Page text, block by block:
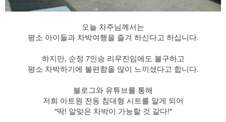
오늘 차주님께서는
평소 아이들과 차박여행을 즐겨 하신다고 하십니다.
​ 하지만, 순정 7인승 리무진임에도 불구하고
평소 차박하기에 불편함을 많이 느끼셨다고 합니다.
​ 블로그와 유튜브를 통해
저희 아트원 전동 침대형 시트를 알게 되어
"딱! 알맞은 차박이 가능할 것 같다!"